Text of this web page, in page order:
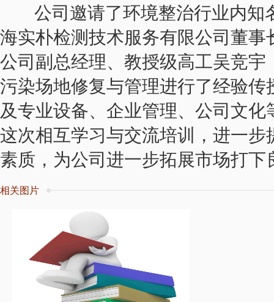
公司邀请了环境整治行业内知
海实朴检测技术服务有限公司董
公司副总经理、教授级高工吴竞
污染场地修复与管理进行了经验
及专业设备、企业管理、公司文
这次相互学习与交流培训，进一
素质，为公司进一步拓展市场打下
相关图片